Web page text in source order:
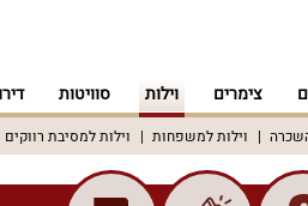
צימרים וילות סוויטות
וילות למשפחות וילות למסיבת רווקים